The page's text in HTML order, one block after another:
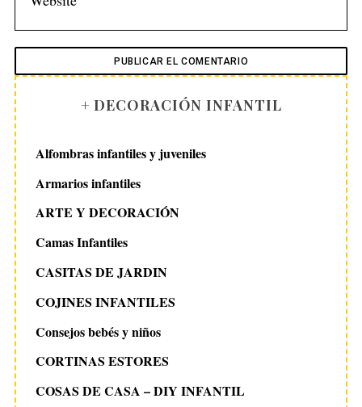
+ DECORACIÓN INFANTIL
Alfombras infantiles y juveniles
Armarios infantiles
ARTE Y DECORACIÓN
Camas Infantiles
CASITAS DE JARDIN
COJINES INFANTILES
Consejos bebés y niños
CORTINAS ESTORES
COSAS DE CASA – DIY INFANTIL